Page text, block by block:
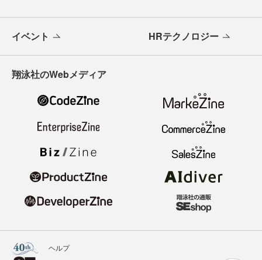
イベント HRテクノロジー
翔泳社のWebメディア
ヘルプ